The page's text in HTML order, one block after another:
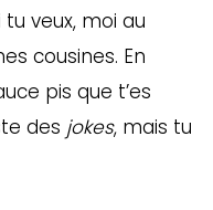
veux, moi au
cousines. En
pis que t’es
des jokes, mais tu